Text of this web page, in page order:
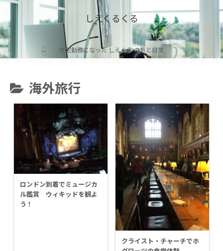
しえくるくる
在宅勤務になった しえくる の旅と日常
海外旅行
ロンドン到着でミュージカ
ル鑑賞 ウィキッドを観よ
う！
クライスト・チャーチでホ